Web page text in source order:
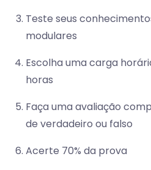
Teste seus
modulares
Escolha uma carga
horas
Faça uma avaliação
de verdadeiro ou falso
Acerte 70% da prova